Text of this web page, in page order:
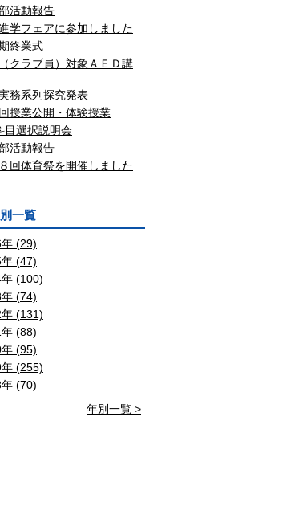
活動報告
学フェアに参加しました
終業式
クラブ員）対象ＡＥＤ講
務系列探究発表
授業公開・体験授業
目選択説明会
活動報告
回体育祭を開催しました
一覧
(29)
(47)
(100)
(74)
(131)
(88)
(95)
(255)
(70)
年別一覧 >